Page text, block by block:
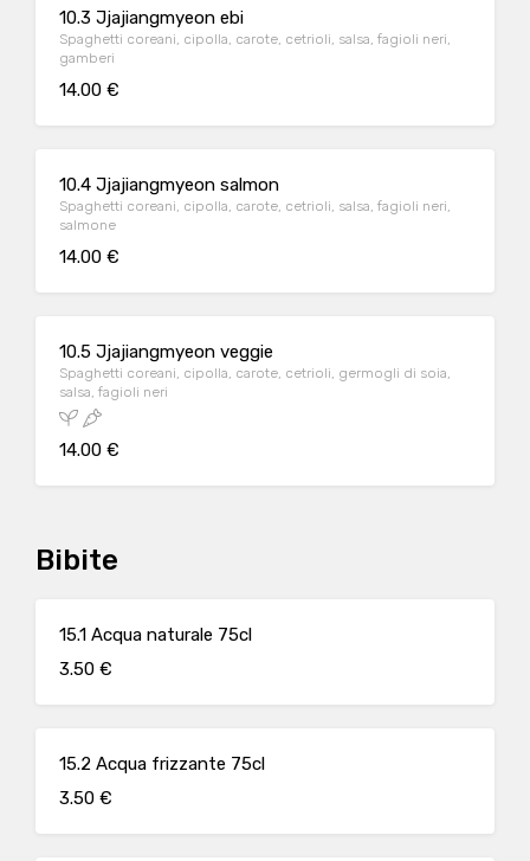
10.3 Jjajiangmyeon ebi
Spaghetti coreani, cipolla, carote, cetrioli, salsa, fagioli neri,
gamberi
14.00 €
10.4 Jjajiangmyeon salmon
Spaghetti coreani, cipolla, carote, cetrioli, salsa, fagioli neri,
salmone
14.00 €
10.5 Jjajiangmyeon veggie
Spaghetti coreani, cipolla, carote, cetrioli, germogli di soia,
salsa, fagioli neri
14.00 €
Bibite
15.1 Acqua naturale 75cl
3.50 €
15.2 Acqua frizzante 75cl
3.50 €